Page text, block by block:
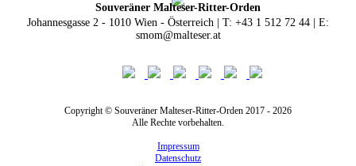
Souveräner Malteser-Ritter-Orden
Johannesgasse 2 - 1010 Wien - Österreich | T: +43 1 512 72 44 | E:
smom@malteser.at
Copyright © Souveräner Malteser-Ritter-Orden 2017 - 2026
Alle Rechte vorbehalten.
Impressum
Datenschutz